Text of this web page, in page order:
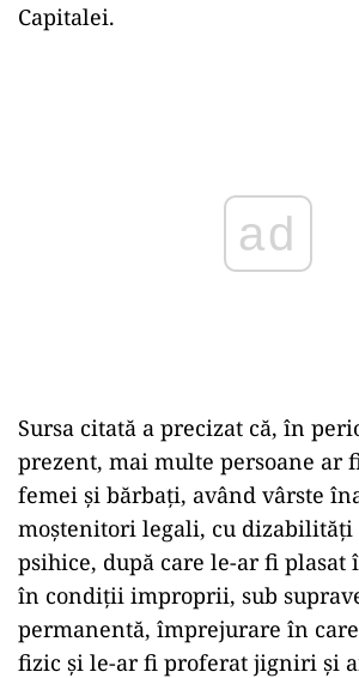
Capitalei.
ad
Sursa citată a precizat că, în
prezent, mai multe persoane ar
femei şi bărbaţi, având vârste
moştenitori legali, cu dizabilităţi
psihice, după care le-ar fi
în condiţii improprii, sub
permanentă, împrejurare în
fizic şi le-ar fi proferat jigniri şi